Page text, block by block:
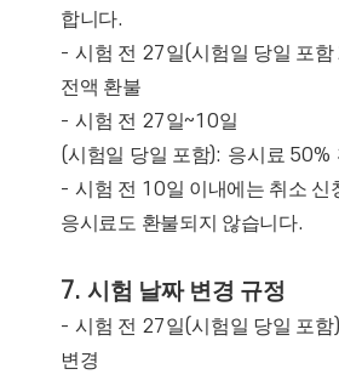
합니다.
- 시험 전 27일(시험일 당일 포함
전액 환불
- 시험 전 27일~10일
(시 험일 당일 포함): 응시료 50%
- 시험 전 10일 이내에는 취소 신
응시료도 환불되지 않습니다.
7. 시험 날짜 변경 규정
- 시험 전 27일(시 험일 당일 포함
변경